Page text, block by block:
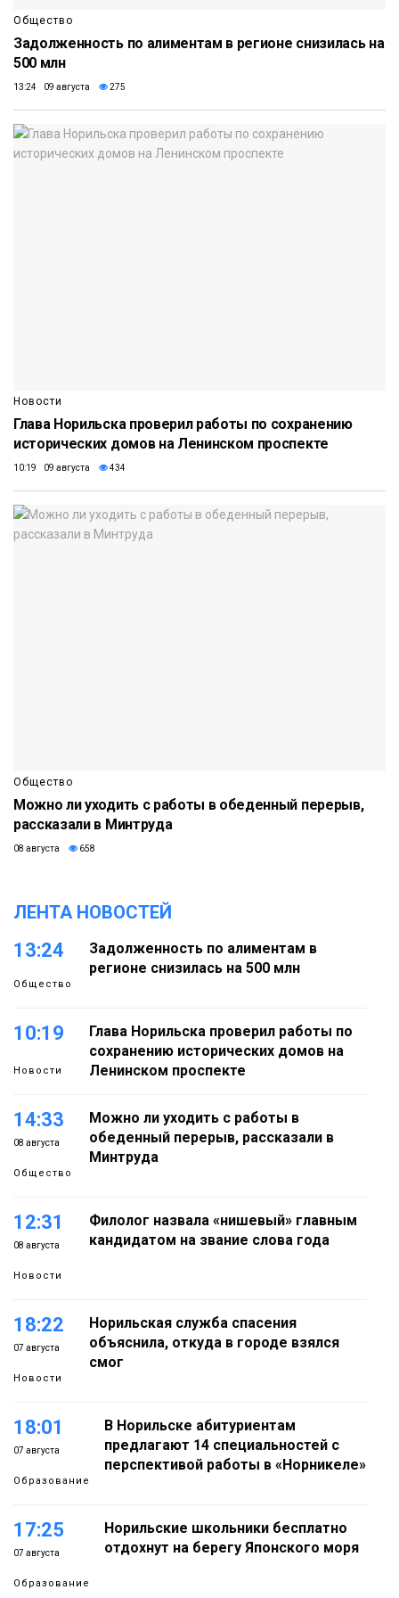
Общество
Задолженность по алиментам в регионе снизилась на
500 млн
13:24 09 августа 275
Новости
Глава Норильска проверил работы по сохранению
исторических домов на Ленинском проспекте
10:19 09 августа 434
Общество
Можно ли уходить с работы в обеденный перерыв,
рассказали в Минтруда
08 августа 658
ЛЕНТА НОВОСТЕЙ
13:24
Общество
Задолженность по алиментам в
регионе снизилась на 500 млн
10:19
Новости
Глава Норильска проверил работы по
сохранению исторических домов на
Ленинском проспекте
14:33
08 августа
Общество
Можно ли уходить с работы в
обеденный перерыв, рассказали в
Минтруда
12:31
08 августа
Новости
Филолог назвала «нишевый» главным
кандидатом на звание слова года
18:22
07 августа
Новости
Норильская служба спасения
объяснила, откуда в городе взялся
смог
18:01
07 августа
Образование
В Норильске абитуриентам
предлагают 14 специальностей с
перспективой работы в «Норникеле»
17:25
07 августа
Образование
Норильские школьники бесплатно
отдохнут на берегу Японского моря